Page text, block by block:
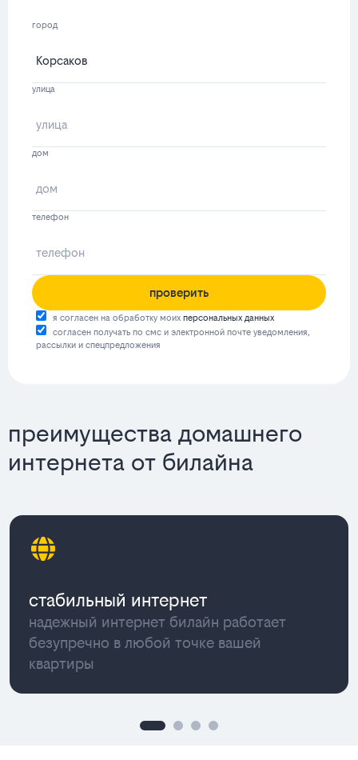
город
улица
дом
телефон
проверить
я согласен на обработку моих персональных данных
согласен получать по смс и электронной почте уведомления,
рассылки и спецпредложения
преимущества домашнего
интернета от билайна
стабильный интернет
надежный интернет билайн работает
безупречно в любой точке вашей
квартиры